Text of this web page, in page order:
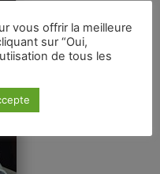
vous offrir la meilleure
sur “Oui,
de tous les